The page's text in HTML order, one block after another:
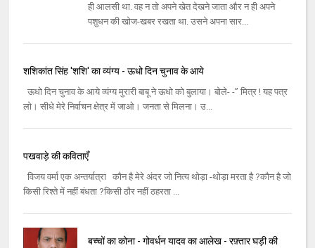
ही आलसी था. वह न तो अपने खेत देखने जाता और न ही अपने
पशुधन की खोज-खबर रखता था. उसने अपना सार...
शशिकांत सिंह 'शशि' का व्यंग्य - ऊधो दिन चुनाव के आये
ऊधो दिन चुनाव के आये व्‍यंग्‍य मुरारी बाबू ने ऊधो को बुलाया। बोले- -” मित्र ! यह पत्र
लो। सीधे मेरे निर्वाचन क्षेत्र में जाओ। जनता से मिलना। उ...
पखवाड़े की कविताएँ
विजय वर्मा एक अन्तर्यात्रा कौन है मेरे अंदर जो नित्य थोड़ा -थोड़ा मरता है ?कौन है जो
किसी रिश्ते में नहीं बंधता ?किसी ठौर नहीं ठहरता ...
बच्चों का कोना - गोवर्धन यादव का आलेख - रफ़्तार घड़ी की